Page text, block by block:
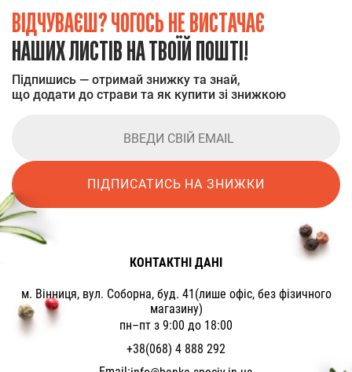
ВІДЧУВАЄШ? ЧОГОСЬ НЕ ВИСТАЧАЄ
НАШИХ ЛИСТІВ НА ТВОЇЙ ПОШТІ!
Підпишись — отримай знижку та знай,
що додати до страви та як купити зі знижкою
ПІДПИСАТИСЬ НА ЗНИЖКИ
КОНТАКТНІ ДАНІ
м. Вінниця, вул. Соборна, буд. 41(лише офіс, без фізичного
магазину)
пн–пт з 9:00 до 18:00
+38(068) 4 888 292